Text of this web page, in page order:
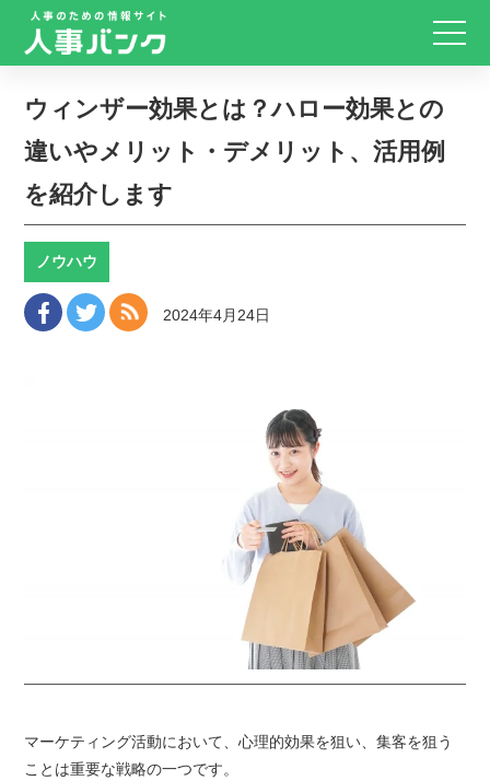
ウィンザー効果とは？ハロー効果との
違いやメリット・デメリット、活用例
を紹介します
ノウハウ
2024年4月24日
マーケティング活動において、心理的効果を狙い、集客を狙う
ことは重要な戦略の一つです。